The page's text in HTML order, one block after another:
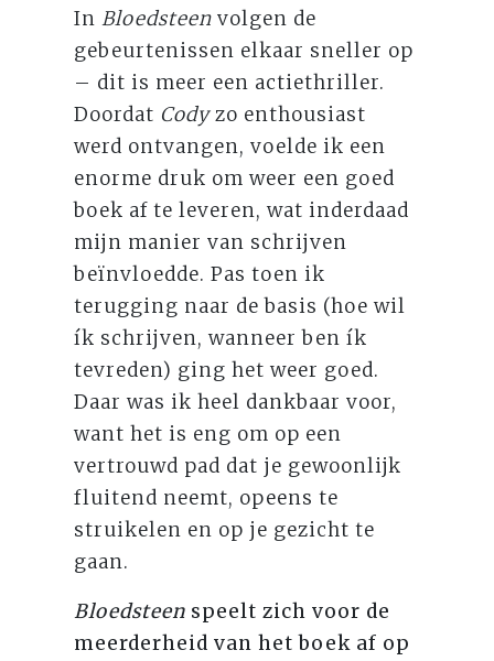
InBloedsteen volgen de
gebeurtenissen elkaar sneller op
– dit is meer een actiethriller.
Doordat Codyzo enthousiast
werd ontvangen, voelde ik een
enorme druk om weer een goed
boek af te leveren, wat inderdaad
mijn manier van schrijven
beïnvloedde. Pas toen ik
terugging naar de basis (hoe wil
ík schrijven, wanneer ben ík
tevreden) ging het weer goed.
Daar was ik heel dankbaar voor,
want het is eng om op een
vertrouwd pad dat je gewoonlijk
fluitend neemt, opeens te
struikelen en op je gezicht te
gaan.
Bloedsteen speelt zich voor de
meerderheid van het boek af op